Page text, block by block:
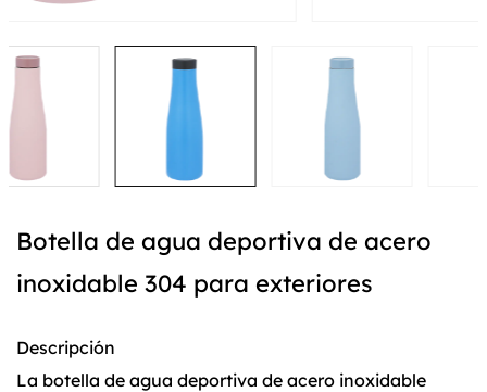
Botella de agua deportiva de acero
inoxidable 304 para exteriores
Descripción
La botella de agua deportiva de acero inoxidable